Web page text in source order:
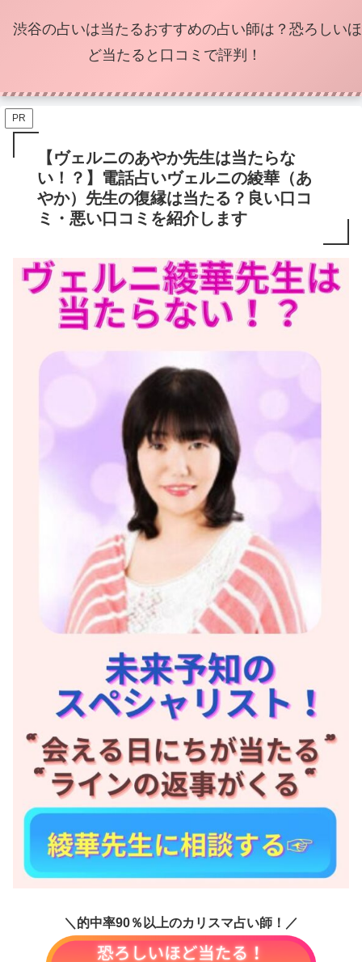
渋谷の占いは当たるおすすめの占い師は？恐ろしいほ
ど当たると口コミで評判！
PR
【ヴェルニのあやか先生は当たらな
い！？】電話占いヴェルニの綾華（あ
やか）先生の復縁は当たる？良い口コ
ミ・悪い口コミを紹介します
＼的中率90％以上のカリスマ占い師！／